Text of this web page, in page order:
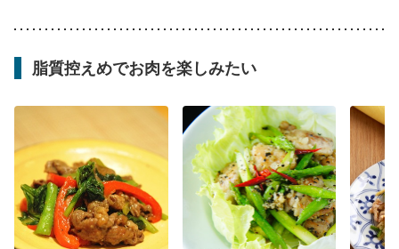
脂質控えめでお肉を楽しみたい